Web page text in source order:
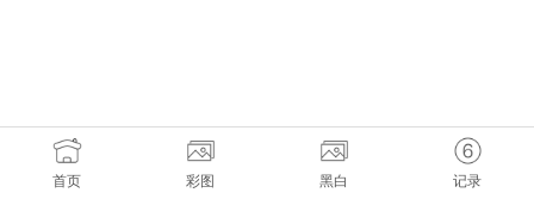
首页 彩图 黑白 记录